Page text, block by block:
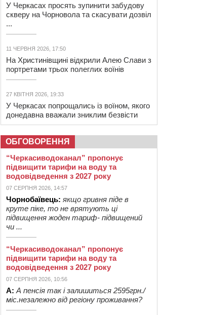
У Черкасах просять зупинити забудову
скверу на Чорновола та скасувати дозвіл
...
11 ЧЕРВНЯ 2026, 17:50
На Христинівщині відкрили Алею Слави з
портретами трьох полеглих воїнів
27 КВІТНЯ 2026, 19:33
У Черкасах попрощались із воїном, якого
донедавна вважали зниклим безвісти
ОБГОВОРЕННЯ
“Черкасиводоканал” пропонує
підвищити тарифи на воду та
водовідведення з 2027 року
07 СЕРПНЯ 2026, 14:57
Чорнобаївець: якщо гривня піде в
круте піке, то не врятують ці
підвищення жоден тариф- підвищений
чи ...
“Черкасиводоканал” пропонує
підвищити тарифи на воду та
водовідведення з 2027 року
07 СЕРПНЯ 2026, 10:56
А: А пенсія так і залишиться 2595грн./
міс.незалежно від регіону проживання?